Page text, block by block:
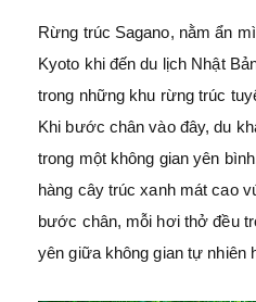
Rừng trúc Sagano, nằm ẩn
Kyoto khi đến du lịch Nhật
trong những khu rừng trúc
Khi bước chân vào đây, du
trong một không gian yên
hàng cây trúc xanh mát cao
bước chân, mỗi hơi thở đều
yên giữa không gian tự nhiên